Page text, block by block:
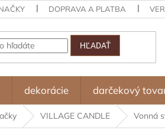
DOPRAVA A PLATBA
HĽADAŤ
dekorácie darčekový
VILLAGE CANDLE Vonná